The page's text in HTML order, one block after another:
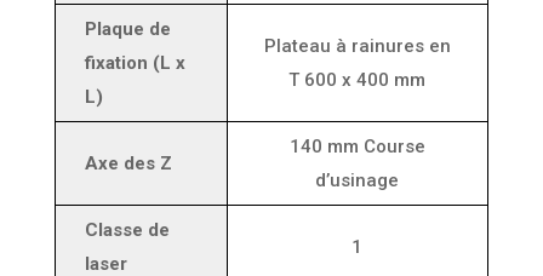
Plaque de
fixation (L x
L)
Plateau à rainures en
T 600 x 400 mm
Axe des Z
140 mm Course
d’usinage
Classe de
laser
1